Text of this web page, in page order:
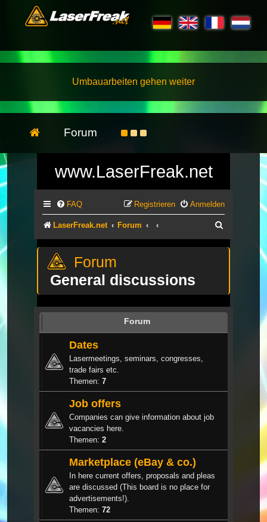
Umbauarbeiten gehen weiter
Forum
www.LaserFreak.net
FAQ Anmelden
Registrieren
LaserFreak.net Forum
General discussions
Forum
Dates
Lasermeetings, seminars, congresses,
trade fairs etc.
Themen: 7
Job offers
Companies can give information about job
vacancies here.
Themen: 2
Marketplace (eBay & co.)
In here current offers, proposals and pleas
are discussed (This board is no place for
advertisements!).
Themen: 72